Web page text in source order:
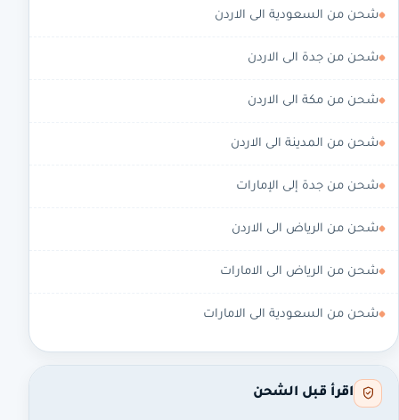
شحن من السعودية الى الاردن
شحن من جدة الى الاردن
شحن من مكة الى الاردن
شحن من المدينة الى الاردن
شحن من جدة إلى الإمارات
شحن من الرياض الى الاردن
شحن من الرياض الى الامارات
شحن من السعودية الى الامارات
اقرأ قبل الشحن